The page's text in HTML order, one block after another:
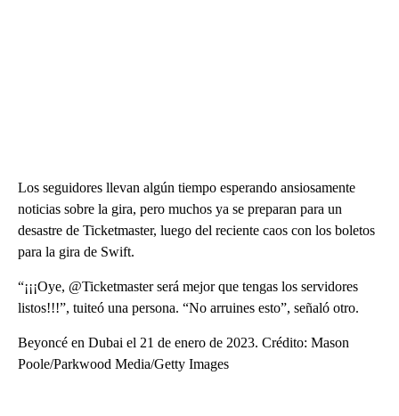
Los seguidores llevan algún tiempo esperando ansiosamente
noticias sobre la gira, pero muchos ya se preparan para un
desastre de Ticketmaster, luego del reciente caos con los boletos
para la gira de Swift.
“¡¡¡Oye, @Ticketmaster será mejor que tengas los servidores
listos!!!”, tuiteó una persona. “No arruines esto”, señaló otro.
Beyoncé en Dubai el 21 de enero de 2023. Crédito: Mason
Poole/Parkwood Media/Getty Images